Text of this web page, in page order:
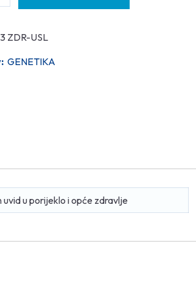
ZDR-USL
GENETIKA
u porijeklo i opće zdravlje